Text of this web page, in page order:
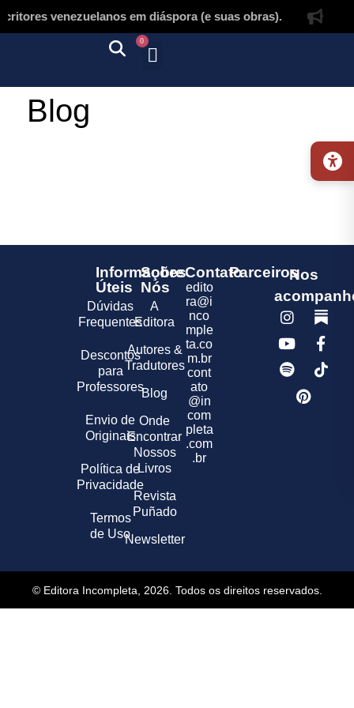
venezuelanos em diáspora (e suas obras).
0
Blog
Informações
Úteis
Dúvidas
Frequentes
Descontos
para
Professores
Envio de
Originais
Política de
Privacidade
Termos
de Uso
Sobre
Nós
A
Editora
Autores &
Tradutores
Blog
Onde
Encontrar
Nossos
Livros
Revista
Puñado
Newsletter
Contato
edito
ra@i
nco
mple
ta.co
m.br
cont
ato
@in
com
pleta
.com
.br
ParceirosNos
© Editora Incompleta, 2026. Todos os direitos reservados.